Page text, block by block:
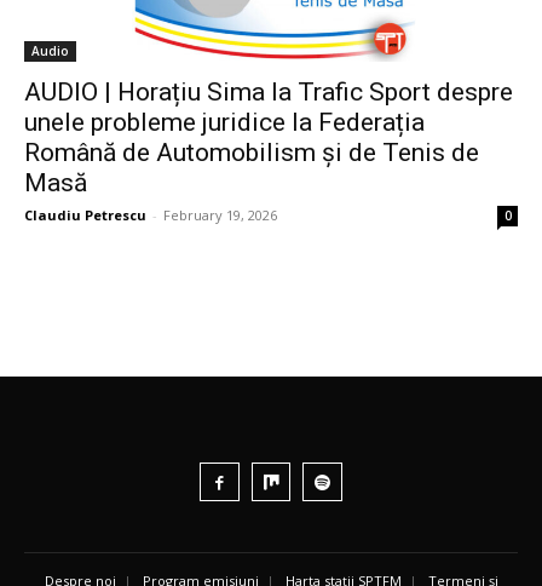
Audio
AUDIO | Horațiu Sima la Trafic Sport despre
unele probleme juridice la Federația
Română de Automobilism și de Tenis de
Masă
Claudiu Petrescu - February 19, 2026 0
Despre noi | Program emisiuni | Harta stații SPTFM | Termeni și